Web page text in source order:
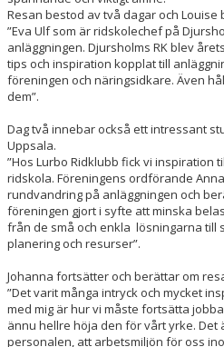
Resan bestod av två dagar och Louise
”Eva Ulf som är ridskolechef på
anläggningen. Djursholms RK blev
tips och inspiration kopplat till
föreningen och näringsidkare. Även
dem”.
Dag två innebar också ett intressant
Uppsala.
”Hos Lurbo Ridklubb fick vi inspiration
ridskola. Föreningens ordförande
rundvandring på anläggningen och
föreningen gjort i syfte att minska
från de små och enkla lösningarna till
planering och resurser”.
Johanna fortsätter och berättar om
”Det varit många intryck och mycket
med mig är hur vi måste fortsätta
ännu hellre höja den för vårt yrke. Det
personalen, att arbetsmiljön för oss